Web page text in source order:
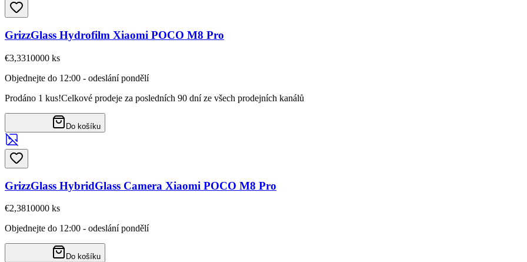
GrizzGlass Hydrofilm Xiaomi POCO M8 Pro
€3,3310000 ks
Objednejte do 12:00 - odeslání pondělí
Prodáno 1 kus!Celkové prodeje za posledních 90 dní ze všech prodejních kanálů
Do košíku
GrizzGlass HybridGlass Camera Xiaomi POCO M8 Pro
€2,3810000 ks
Objednejte do 12:00 - odeslání pondělí
Do košíku